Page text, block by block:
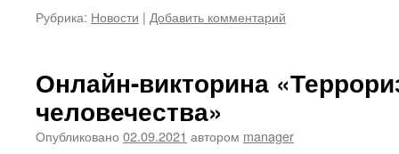
Рубрика: Новости | Добавить комментарий
Онлайн-викторина
человечества»
Опубликовано 02.09.2021 автором manager